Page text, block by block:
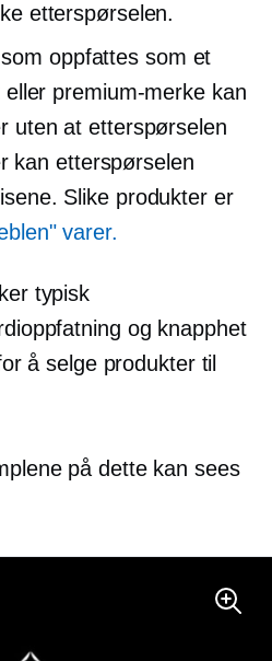
etterspørselen.
oppfattes som et
premium-merke kan
uten at etterspørselen
kan etterspørselen
Slike produkter er
varer.
typisk
og knapphet
å selge produkter til
på dette kan sees